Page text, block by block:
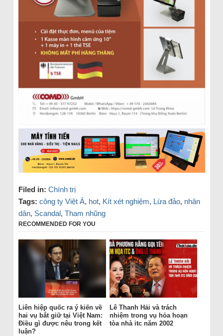
Filed in: Chính trị
Tags: công ty Việt Á, hot, Kít xét nghiệm, Lừa đảo, nhân
dân, Scandal, Tham nhũng
RECOMMENDED FOR YOU
Liên hiệp quốc ra ý kiến về
hai vụ bắt giữ tại Việt Nam:
Điều gì được nêu trong kết
luận?
Lê Thanh Hải và trách
nhiệm trong vụ hỏa hoạn
tòa nhà itc năm 2002